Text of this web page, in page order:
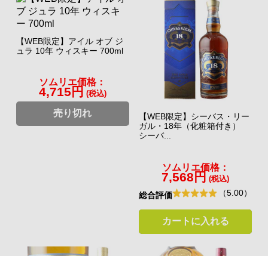
【WEB限定】アイル オブ ジ
ュラ 10年 ウィスキー 700ml
ソムリエ価格：
4,715円 (税込)
売り切れ
【WEB限定】シーバス・リー
ガル・18年（化粧箱付き）
シーバ...
ソムリエ価格：
7,568円 (税込)
総合評価 （5.00）
カートに入れる